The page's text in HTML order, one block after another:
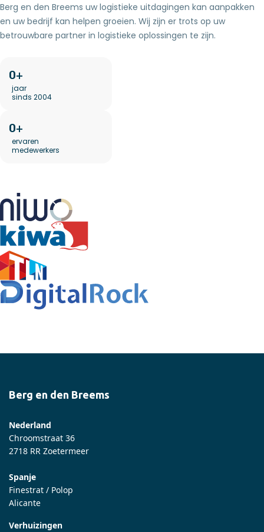
Berg en den Breems uw logistieke uitdagingen kan aanpakken
en uw bedrijf kan helpen groeien. Wij zijn er trots op uw
betrouwbare partner in logistieke oplossingen te zijn.
0
jaar
sinds 2004
0
ervaren
medewerkers
Berg en den Breems
Nederland
Chroomstraat 36
2718 RR Zoetermeer
Spanje
Finestrat / Polop
Alicante
Verhuizingen